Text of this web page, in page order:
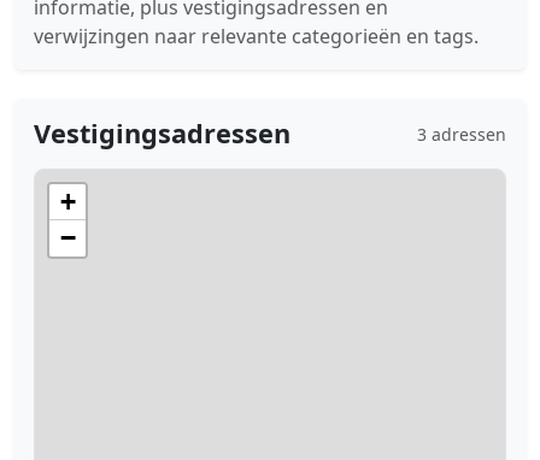
informatie, plus vestigingsadressen en
verwijzingen naar relevante categorieën en tags.
Vestigingsadressen 3 adressen
+
−